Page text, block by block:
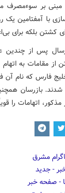
مبنی بر سوءمصرف
با آمفتامین
کشتن بلکه برای
پس از چندین
از مقامات به
شدند. بازرسان
اتهامات را